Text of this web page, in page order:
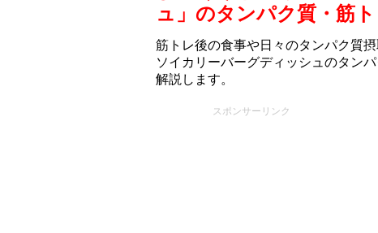
ュ」のタンパク質・筋
筋トレ後の食事や日々のタンパク質
ソイカリーバーグディッシュのタン
解説します。
スポンサーリンク